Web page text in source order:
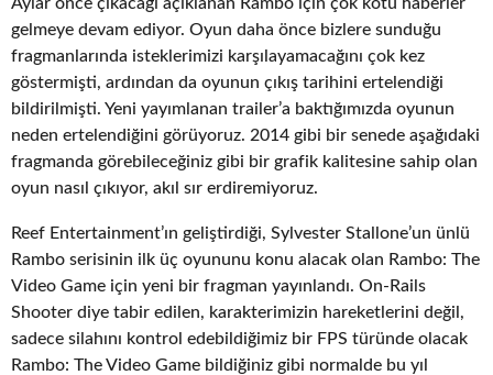
Aylar önce çıkacağı açıklanan Rambo için çok kötü haberler
gelmeye devam ediyor. Oyun daha önce bizlere sunduğu
fragmanlarında isteklerimizi karşılayamacağını çok kez
göstermişti, ardından da oyunun çıkış tarihini ertelendiği
bildirilmişti. Yeni yayımlanan trailer’a baktığımızda oyunun
neden ertelendiğini görüyoruz. 2014 gibi bir senede aşağıdaki
fragmanda görebileceğiniz gibi bir grafik kalitesine sahip olan
oyun nasıl çıkıyor, akıl sır erdiremiyoruz.
Reef Entertainment’ın geliştirdiği, Sylvester Stallone’un ünlü
Rambo serisinin ilk üç oyununu konu alacak olan Rambo: The
Video Game için yeni bir fragman yayınlandı. On-Rails
Shooter diye tabir edilen, karakterimizin hareketlerini değil,
sadece silahını kontrol edebildiğimiz bir FPS türünde olacak
Rambo: The Video Game bildiğiniz gibi normalde bu yıl